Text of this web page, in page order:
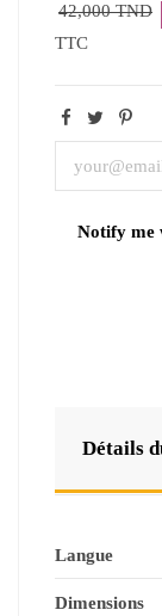
42,000 TND
TTC
Détails
Langue
Dimensions